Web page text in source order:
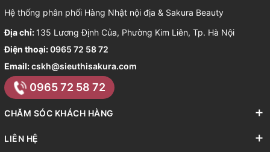
Hệ thống phân phối Hàng Nhật nội địa & Sakura Beauty
Địa chỉ: 135 Lương Định Của, Phường Kim Liên, Tp. Hà Nội
Điện thoại:0965 72 58 72
Email:cskh@sieuthisakura.com
0965 72 58 72
CHĂM SÓC KHÁCH HÀNG
LIÊN HỆ